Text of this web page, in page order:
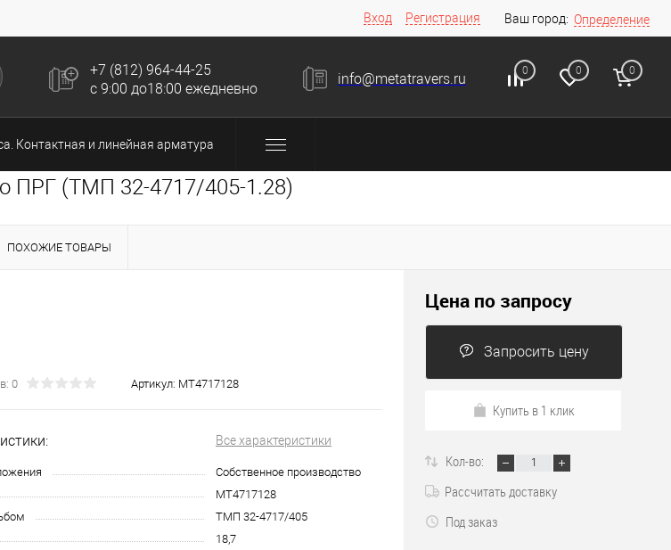
Вход Регистрация Ваш город: Определение
+7 (812) 964-44-25
с 9:00 до18:00 ежедневно
info@metatravers.ru 0 0 0
Контактная и линейная арматура
ПРГ (ТМП 32-4717/405-1.28)
ПОХОЖИЕ ТОВАРЫ
0 Артикул: МТ4717128
Все характеристики
Собственное производство
МТ4717128
ТМП 32-4717/405
18,7
Цена по запросу
Запросить цену
Купить в 1 клик
Кол-во:
Рассчитать доставку
Под заказ